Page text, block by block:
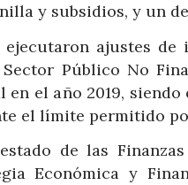
y subsidios, y un
ajustes
Público No
el año 2019,
el límite permitido
de las
Económica y